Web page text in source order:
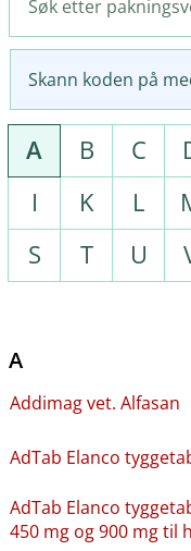
Skann koden på
A B C
I
K L
S
T U
A
Addimag vet. Alfasan
AdTab Elanco
AdTab Elanco
450 mg og 900 mg til